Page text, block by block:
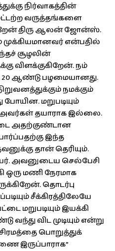
நிர்வாகத்தின்
மட்டற்ற வருத்தங்களை
திரு ஆலன் ஜோன்ஸ்.
முக்கியமானவர் என்பதில்
சூழலின்
விளக்குகிறேன். நம்
20 ஆண்டு பழமையானது.
நமக்கும்
மறுபடியும்
அவர்கள் தயாராக இல்லை.
அதற்குண்டான
இந்த
தான் தெரியும்.
அவனுடைய செல்பேசி
ஒரு மணி நேரமாக
தொடர்பு
சீக்கிரத்திலேயே
மறுபடியும் இயக்கி
விட முடியும் என்று
பொறுத்துக்
இருப்பாராக”